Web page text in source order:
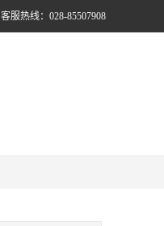
客服热线：028-85507908